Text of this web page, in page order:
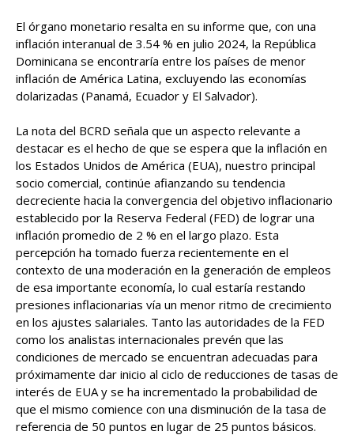
El órgano monetario resalta en su informe que, con una
inflación interanual de 3.54 % en julio 2024, la República
Dominicana se encontraría entre los países de menor
inflación de América Latina, excluyendo las economías
dolarizadas (Panamá, Ecuador y El Salvador).
La nota del BCRD señala que un aspecto relevante a
destacar es el hecho de que se espera que la inflación en
los Estados Unidos de América (EUA), nuestro principal
socio comercial, continúe afianzando su tendencia
decreciente hacia la convergencia del objetivo inflacionario
establecido por la Reserva Federal (FED) de lograr una
inflación promedio de 2 % en el largo plazo. Esta
percepción ha tomado fuerza recientemente en el
contexto de una moderación en la generación de empleos
de esa importante economía, lo cual estaría restando
presiones inflacionarias vía un menor ritmo de crecimiento
en los ajustes salariales. Tanto las autoridades de la FED
como los analistas internacionales prevén que las
condiciones de mercado se encuentran adecuadas para
próximamente dar inicio al ciclo de reducciones de tasas de
interés de EUA y se ha incrementado la probabilidad de
que el mismo comience con una disminución de la tasa de
referencia de 50 puntos en lugar de 25 puntos básicos.